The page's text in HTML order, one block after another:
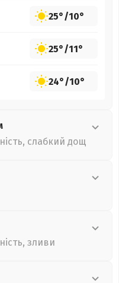
25°/10°
25°/11°
24°/10°
слабкий дощ
зливи